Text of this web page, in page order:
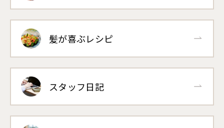
髪が喜ぶレシピ
スタッフ日記